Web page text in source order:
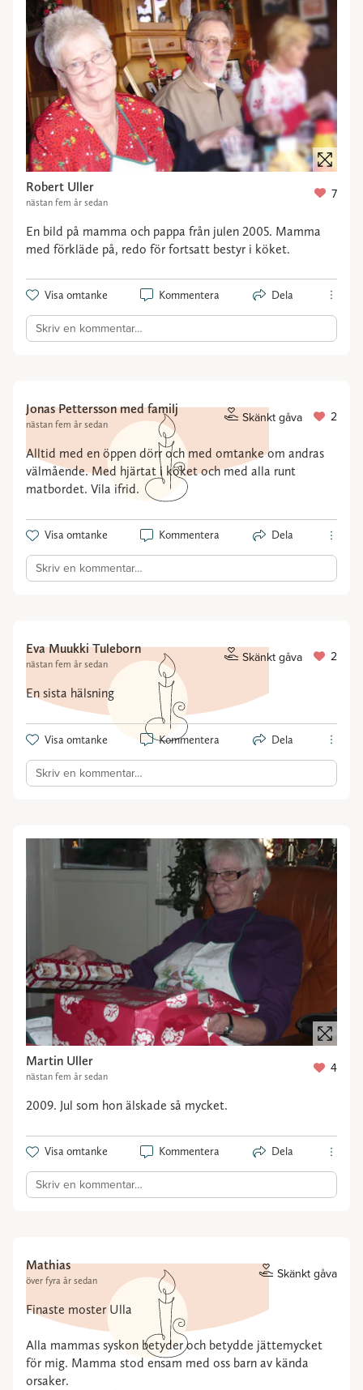
Robert Uller
nästan fem år sedan
7
En bild på mamma och pappa från julen 2005. Mamma
med förkläde på, redo för fortsatt bestyr i köket.
Visa omtanke Kommentera Dela
Skriv en kommentar…
Jonas Pettersson med familj
nästan fem år sedan Skänkt gåva 2
Alltid med en öppen dörr och med omtanke om andras
välmående. Med hjärtat i köket och med alla runt
matbordet. Vila ifrid.
Visa omtanke Kommentera Dela
Skriv en kommentar…
Eva Muukki Tuleborn
nästan fem år sedan Skänkt gåva 2
En sista hälsning
Visa omtanke Kommentera Dela
Skriv en kommentar…
Martin Uller
nästan fem år sedan
4
2009. Jul som hon älskade så mycket.
Visa omtanke Kommentera Dela
Skriv en kommentar…
Mathias
över fyra år sedan Skänkt gåva
Finaste moster Ulla
Alla mammas syskon betyder och betydde jättemycket
för mig. Mamma stod ensam med oss barn av kända
orsaker.